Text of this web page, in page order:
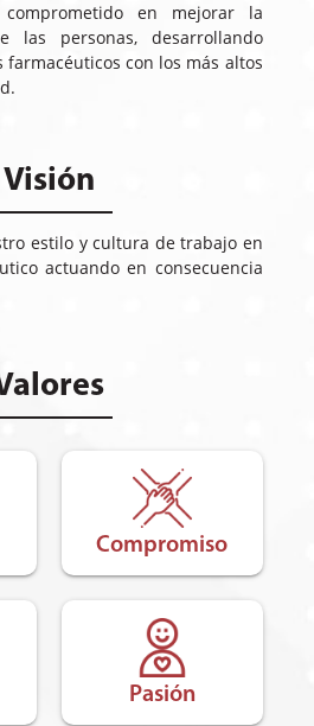
en mejorar la
personas, desarrollando
con los más altos
Visión
estilo y cultura de trabajo en
actuando en consecuencia
Compromiso
Pasión